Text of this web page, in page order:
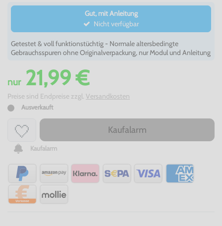
Gut, mit Anleitung
Nicht verfügbar
Getestet & voll funktionstüchtig - Normale altersbedingte
Gebrauchsspuren ohne Originalverpackung, nur Modul und Anleitung
nur21,99 €
Preise sind Endpreise zzgl. Versandkosten
Ausverkauft
Kaufalarm
Kaufalarm